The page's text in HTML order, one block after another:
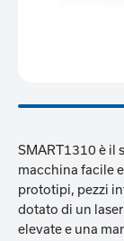
SMART1310 è il
macchina facile
prototipi, pezzi
dotato di un
elevate e una